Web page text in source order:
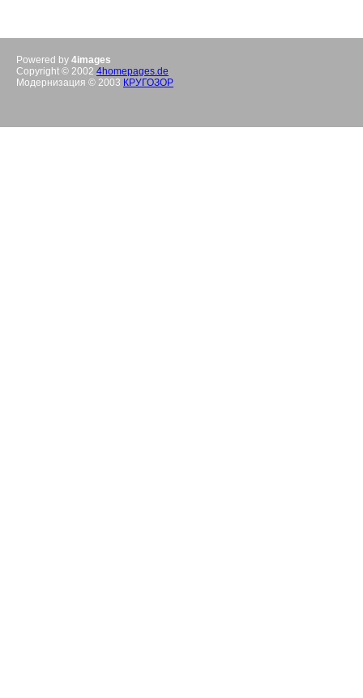
Powered by 4images
Copyright © 2002 4homepages.de
Модернизация © 2003 КРУГОЗОР